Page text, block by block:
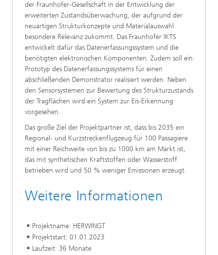
der Fraunhofer-Gesellschaft in der Entwicklung der
erweiterten Zustandsüberwachung, der aufgrund der
neuartigen Strukturkonzepte und Materialauswahl
besondere Relevanz zukommt. Das Fraunhofer IKTS
entwickelt dafür das Datenerfassungssystem und die
benötigten elektronischen Komponenten. Zudem soll ein
Prototyp des Datenerfassungssystems für einen
abschließenden Demonstrator realisiert werden. Neben
den Sensorsystemen zur Bewertung des Strukturzustands
der Tragflächen wird ein System zur Eis-Erkennung
vorgesehen.
Das große Ziel der Projektpartner ist, dass bis 2035 ein
Regional- und Kurzstreckenflugzeug für 100 Passagiere
mit einer Reichweite von bis zu 1000 km am Markt ist,
das mit synthetischen Kraftstoffen oder Wasserstoff
betrieben wird und 50 % weniger Emissionen erzeugt.
Weitere Informationen
Projektname: HERWINGT
Projektstart: 01.01.2023
Laufzeit: 36 Monate